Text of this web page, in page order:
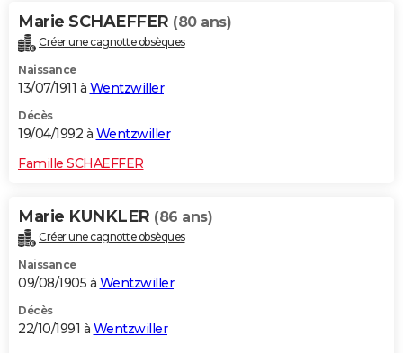
Marie SCHAEFFER (80 ans)
Créer une cagnotte obsèques
Naissance
13/07/1911 à Wentzwiller
Décès
19/04/1992 à Wentzwiller
Famille SCHAEFFER
Marie KUNKLER (86 ans)
Créer une cagnotte obsèques
Naissance
09/08/1905 à Wentzwiller
Décès
22/10/1991 à Wentzwiller